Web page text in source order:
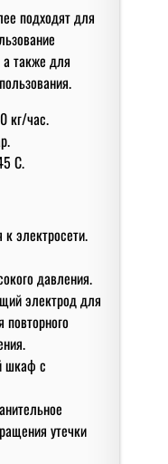
подходят для
также для
кг/час.
С.
электросети.
давления.
электрод для
повторного
шкаф с
утечки